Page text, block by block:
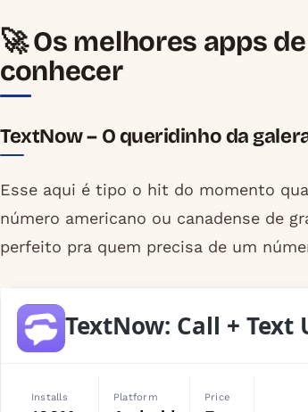
🚀 Os melhores apps
conhecer
TextNow – O queridinho da
Esse aqui é tipo o hit do momento
número americano ou canadense de
perfeito pra quem precisa de um
TextNow: Call +
Installs Platform Price